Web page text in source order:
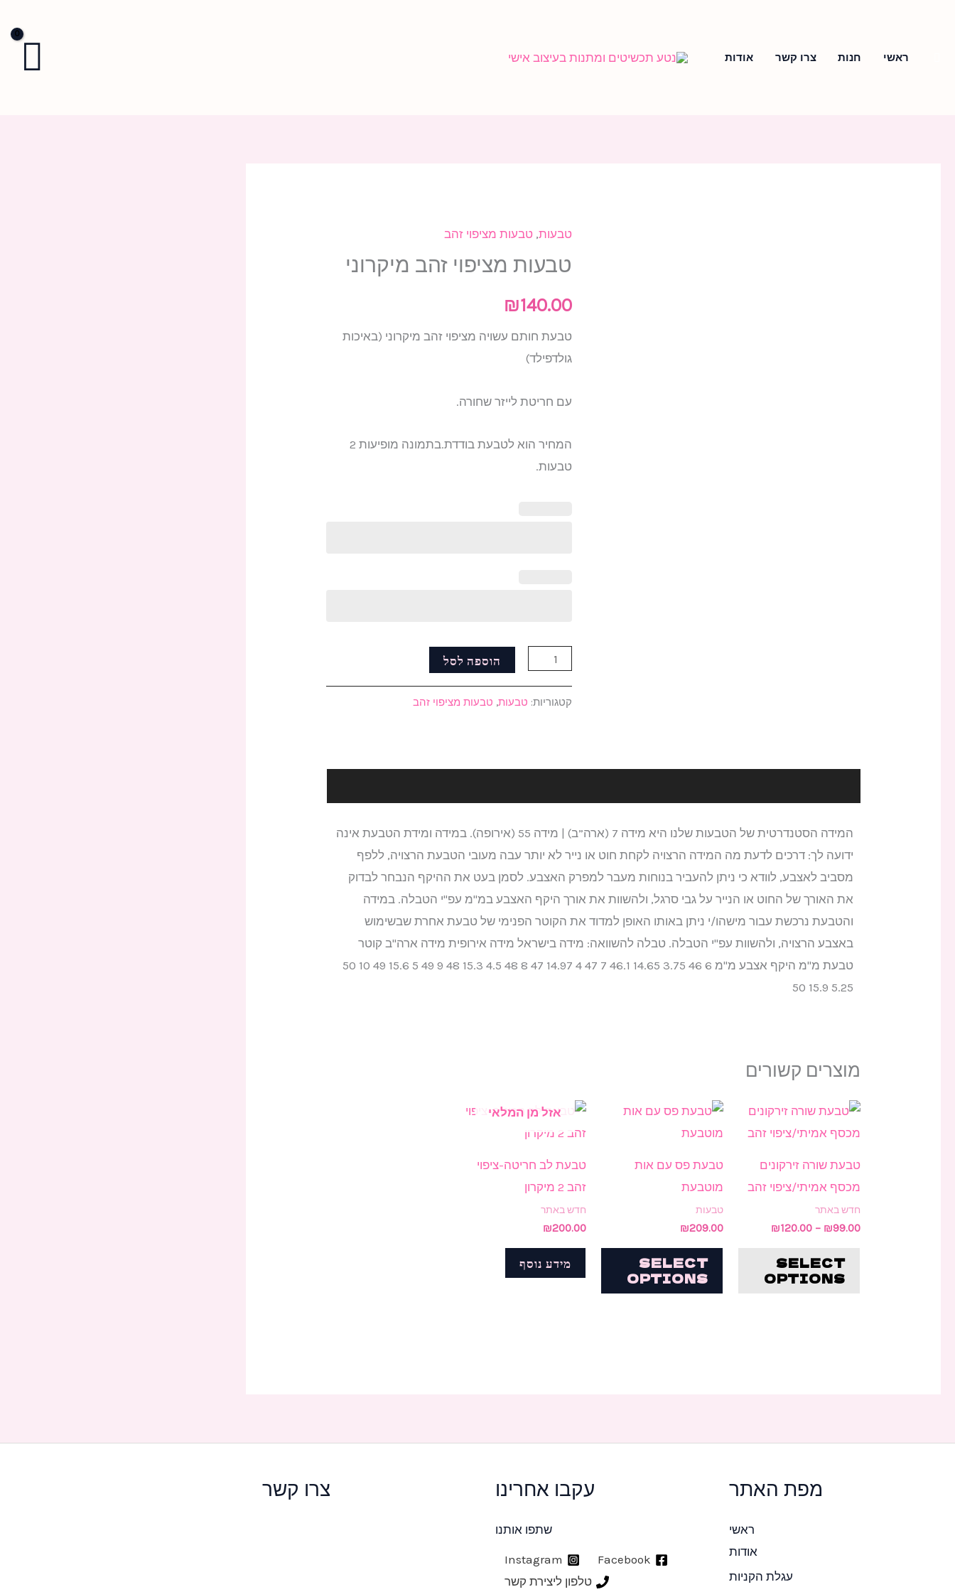
ראשי חנות צרו קשר אודות
טבעות,טבעות מציפוי זהב
טבעות מציפוי זהב מיקרוני
₪140.00
טבעת חותם עשויה מציפוי זהב מיקרוני (באיכות
גולדפילד)
עם חריטת לייזר שחורה.
המחיר הוא לטבעת בודדת.בתמונה מופיעות 2
טבעות.
כמות
של
מציפוי
הוספה לסל
קטגוריות: טבעות, טבעות מציפוי זהב
המידה הסטנדרטית של הטבעות שלנו היא מידה 7 (ארה”ב) | מידה 55 (אירופה). במידה ומידת הטבעת אינה
ידועה לך: דרכים לדעת מה המידה הרצויה לקחת חוט או נייר לא יותר עבה מעובי הטבעת הרצויה, ללפף
מסביב לאצבע, לוודא כי ניתן להעביר בנוחות מעבר למפרק האצבע. לסמן בעט את ההיקף הנבחר לבדוק
את האורך של החוט או הנייר על גבי סרגל, ולהשוות את אורך היקף האצבע במ"מ עפ"י הטבלה. במידה
והטבעת נרכשת עבור מישהו/י ניתן באותו האופן למדוד את הקוטר הפנימי של טבעת אחרת שבשימוש
באצבע הרצויה, ולהשוות עפ"י הטבלה. טבלה להשוואה: מידה בישראל מידה אירופית מידה ארה"ב קוטר
טבעת מ"מ היקף אצבע מ"מ 6 46 3.75 14.65 46.1 7 47 4 14.97 47 8 48 4.5 15.3 48 9 49 5 15.6 49 10 50
5.25 15.9 50
מוצרים קשורים
טבעת שורה זירקונים
מכסף אמיתי/ציפוי זהב
חדש באתר
₪99.00
–
₪120.00
טווח
מחירים:
SELECT
OPTIONS
למוצר
ניתן
האפשרויות
טבעת פס עם אות
מוטבעת
טבעות
₪209.00
SELECT
OPTIONS
אזל מן המלאי
טבעת לב חריטה-ציפוי
זהב 2 מיקרון
חדש באתר
₪200.00
מידע נוסף
מפת האתר
ראשי
אודות
עגלת הקניות
עקבו אחרינו
שתפו אותנו
Facebook
Instagram
טלפון ליצירת קשר
צרו קשר